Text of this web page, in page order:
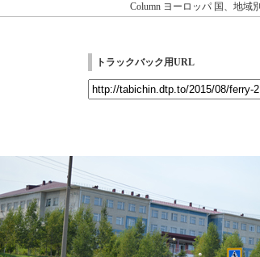
Column ヨーロッパ 国、地域別
トラックバック用URL